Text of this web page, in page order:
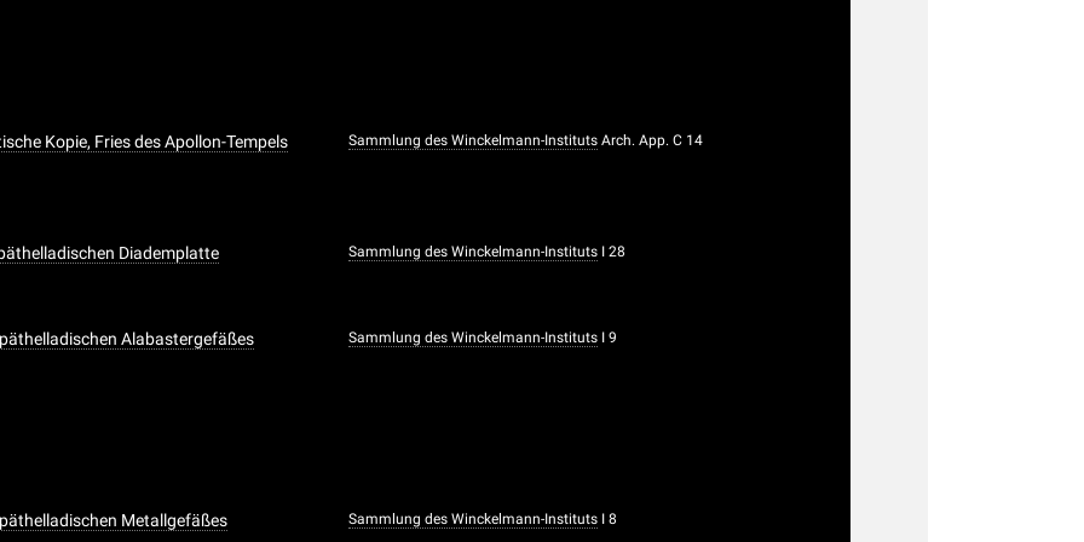
Kopie, Fries des Apollon-Tempels Sammlung des Winckelmann-Instituts Arch. App. C 14
Diademplatte Sammlung des Winckelmann-Instituts I 28
Alabastergefäßes Sammlung des Winckelmann-Instituts I 9
Metallgefäßes Sammlung des Winckelmann-Instituts I 8